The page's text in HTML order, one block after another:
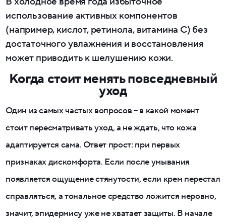
использование активных компонентов
(например, кислот, ретинола, витамина C) без
достаточного увлажнения и восстановления
может приводить к шелушению кожи.
Когда стоит менять повседневный
уход
Один из самых частых вопросов – в какой момент
стоит пересматривать уход, а не ждать, что кожа
адаптируется сама. Ответ прост: при первых
признаках дискомфорта. Если после умывания
появляется ощущение стянутости, если крем перестал
справляться, а тональное средство ложится неровно,
значит, эпидермису уже не хватает защиты. В начале